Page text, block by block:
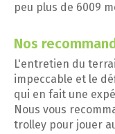
peu plus de 6009
Nos
L'entretien du
impeccable et le
qui en fait une
Nous vous
trolley pour jouer